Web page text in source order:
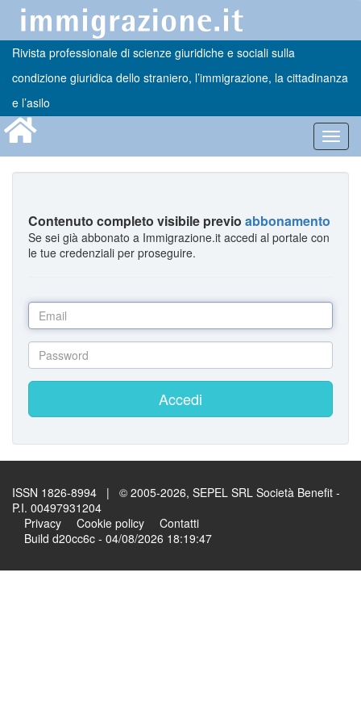
Rivista professionale di scienze giuridiche e sociali sulla
condizione giuridica dello straniero, l’immigrazione, la cittadinanza
e l’asilo
Contenuto completo visibile previo abbonamento
Se sei già abbonato a Immigrazione.it accedi al portale con
le tue credenziali per proseguire.
Accedi
ISSN 1826-8994 | © 2005-2026, SEPEL SRL Società Benefit -
P.I. 00497931204
Privacy
Cookie policy
Contatti
Build d20cc6c - 04/08/2026 18:19:47